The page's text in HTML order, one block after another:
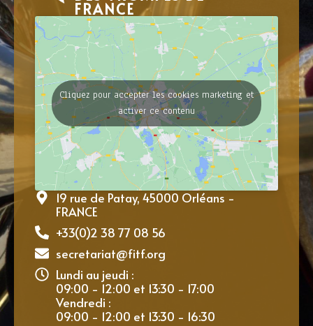
FRANCE
Cliquez pour accepter les cookies marketing et
activer ce contenu
19 rue de Patay, 45000 Orléans -
FRANCE
+33(0)2 38 77 08 56
secretariat@fitf.org
Lundi au jeudi :
09:00 - 12:00 et 13:30 - 17:00
Vendredi :
09:00 - 12:00 et 13:30 - 16:30